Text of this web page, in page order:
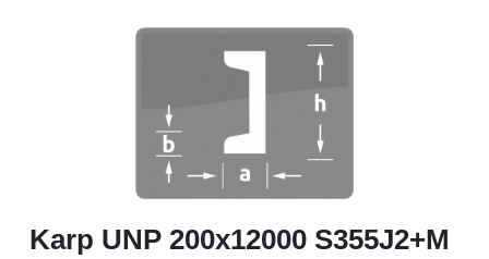
Karp UNP 200x12000 S355J2+M